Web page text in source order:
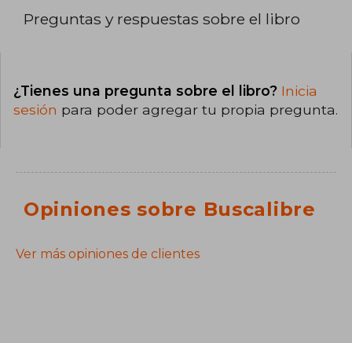
Preguntas y respuestas sobre el libro
¿Tienes una pregunta sobre el libro? Inicia
sesión para poder agregar tu propia pregunta.
Opiniones sobre Buscalibre
Ver más opiniones de clientes